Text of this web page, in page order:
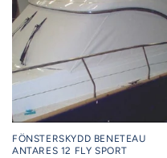
FÖNSTERSKYDD BENETEAU
ANTARES 12 FLY SPORT